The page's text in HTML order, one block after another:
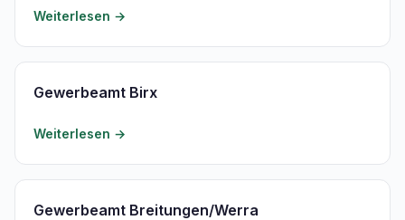
Weiterlesen →
Gewerbeamt Birx
Weiterlesen →
Gewerbeamt Breitungen/Werra